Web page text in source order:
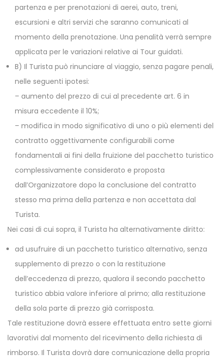
partenza e per prenotazioni di aerei, auto, treni,
escursioni e altri servizi che saranno comunicati al
momento della prenotazione. Una penalità verrà sempre
applicata per le variazioni relative ai Tour guidati.
B) Il Turista può rinunciare al viaggio, senza pagare penali,
nelle seguenti ipotesi:
– aumento del prezzo di cui al precedente art. 6 in
misura eccedente il 10%;
– modifica in modo significativo di uno o più elementi del
contratto oggettivamente configurabili come
fondamentali ai fini della fruizione del pacchetto turistico
complessivamente considerato e proposta
dall’Organizzatore dopo la conclusione del contratto
stesso ma prima della partenza e non accettata dal
Turista.
Nei casi di cui sopra, il Turista ha alternativamente diritto:
ad usufruire di un pacchetto turistico alternativo, senza
supplemento di prezzo o con la restituzione
dell’eccedenza di prezzo, qualora il secondo pacchetto
turistico abbia valore inferiore al primo; alla restituzione
della sola parte di prezzo già corrisposta.
Tale restituzione dovrà essere effettuata entro sette giorni
lavorativi dal momento del ricevimento della richiesta di
rimborso. Il Turista dovrà dare comunicazione della propria